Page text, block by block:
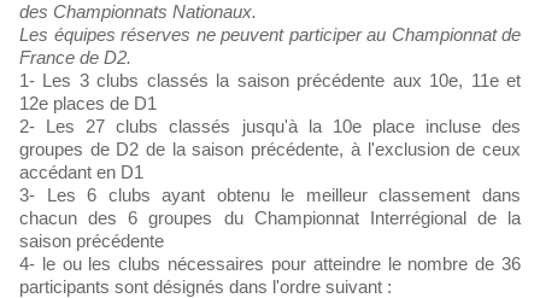
des Championnats Nationaux.
Les équipes réserves ne peuvent participer au Championnat de
France de D2.
1- Les 3 clubs classés la saison précédente aux 10e, 11e et
12e places de D1
2- Les 27 clubs classés jusqu'à la 10e place incluse des
groupes de D2 de la saison précédente, à l'exclusion de ceux
accédant en D1
3- Les 6 clubs ayant obtenu le meilleur classement dans
chacun des 6 groupes du Championnat Interrégional de la
saison précédente
4- le ou les clubs nécessaires pour atteindre le nombre de 36
participants sont désignés dans l'ordre suivant :